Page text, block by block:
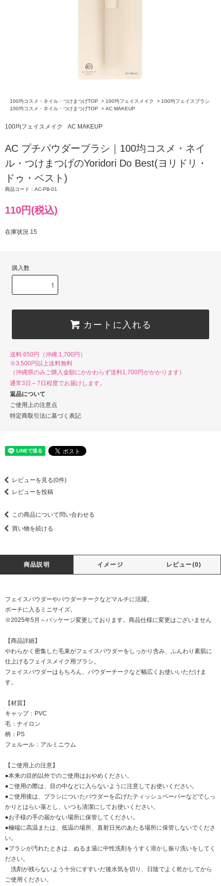
100均コスメ・ネイル・つけまつげTOP > 100均フェイスメイク > 100均フェイスブラシ
100均コスメ・ネイル・つけまつげTOP
> AC MAKEUP
100均フェイスメイク AC MAKEUP
AC プチパウダーブラシ｜100均コスメ・ネイ
ル・つけまつげのYoridori Do Best(ヨリドリ・
ドゥ・ベスト)
商品コード：AC-PB-01
110円(税込)
在庫状況 15
購入数
カートに入れる
送料:650円（沖縄:1,700円）
※3,500円以上送料無料
（沖縄県のみご購入金額にかかわらず送料1,700円がかかります）
通常3日～7日程度でお届けします。
返品について
ご使用上の注意点
特定商取引法に基づく表記
レビューを見る(0件)
レビューを投稿
この商品について問い合わせる
買い物を続ける
商品説明 イメージ レビュー(0)
フェイスパウダーやパウダーチークなどマルチに活躍。
ポーチに入るミニサイズ。
※2025年5月～パッケージ変更しております。商品仕様に変更はございません
【商品詳細】
やわらかく密集した毛束がフェイスパウダーをしっかり含み、ふんわり素肌に
仕上げるフェイスメイク用ブラシ。
フェイスパウダーはもちろん、パウダーチークなど幅広くお使いいただけま
す。
【材質】
キャップ：PVC
毛：ナイロン
柄：PS
フェルール：アルミニウム
【ご使用上の注意】
●本来の目的以外でのご使用はおやめください。
●ご使用の際は、目の中などに入らないように注意してお使いください。
●ご使用後は、ブラシについたパウダーを広げたティッシュペーパーなどでしっ
かりとはらい落とし、いつも清潔にしてお使いください。
●お子様の手の届かない場所に保管してください。
●極端に高温または、低温の場所、直射日光のあたる場所に保管しないでくださ
い。
●ブラシが汚れたときは、ぬるま湯に中性洗剤をうすく溶かし振り洗いをしてく
ださい。
洗剤が残らないよう十分にすすいだ後水気を切り、日陰でよく乾かしてから
ご使用ください。